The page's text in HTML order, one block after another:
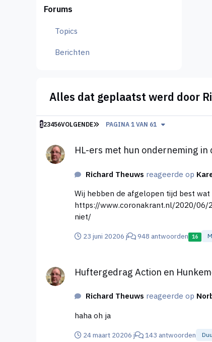
Forums
Topics
Berichten
Alles dat geplaatst werd door
123456VOLGENDE LAATSTE PAGINA
PAGINA 1 VAN 61
HL-ers met hun onderneming in
Richard Theuws reageerde op
Wij hebben de afgelopen tijd best
https://www.coronakrant.nl/2020/
niet/
23 juni 20206 j 948 antwoorden 16
Huftergedrag Action en
Richard Theuws reageerde op
haha oh ja
24 maart 20206 j 143 antwoorden